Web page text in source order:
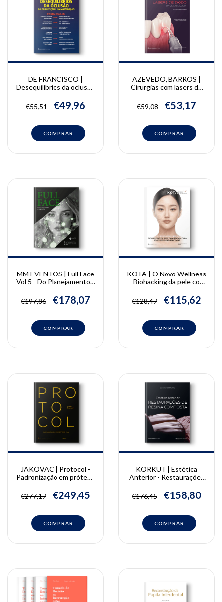
DE FRANCISCO |
Desequilíbrios da oclusão
mastigação | Marilis
Ferreira De Francisco
€55,51 €49,96
AZEVEDO, BARROS |
Cirurgias com lasers de
Luciane Hiramatsu
Azevedo, Juliana de
€59,08 €53,17
MM EVENTOS | Full Face
Vol 5 - Do Planejamento à
€197,86
€178,07
KOTA | O Novo Wellness
– Biohacking da pele com
regenerativos
€128,47 €115,62
JAKOVAC | Protocol -
Padronização em prótese
€277,17
€249,45
KORKUT | Estética
Anterior - Restaurações
Bora Korkut
€176,45 €158,80